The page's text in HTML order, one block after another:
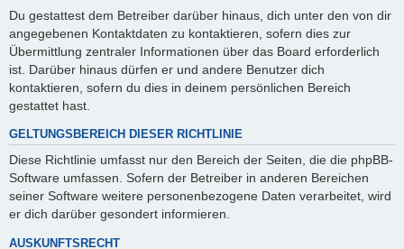
Du gestattest dem Betreiber darüber hinaus, dich unter den von dir
angegebenen Kontaktdaten zu kontaktieren, sofern dies zur
Übermittlung zentraler Informationen über das Board erforderlich
ist. Darüber hinaus dürfen er und andere Benutzer dich
kontaktieren, sofern du dies in deinem persönlichen Bereich
gestattet hast.
GELTUNGSBEREICH DIESER RICHTLINIE
Diese Richtlinie umfasst nur den Bereich der Seiten, die die phpBB-
Software umfassen. Sofern der Betreiber in anderen Bereichen
seiner Software weitere personenbezogene Daten verarbeitet, wird
er dich darüber gesondert informieren.
AUSKUNFTSRECHT